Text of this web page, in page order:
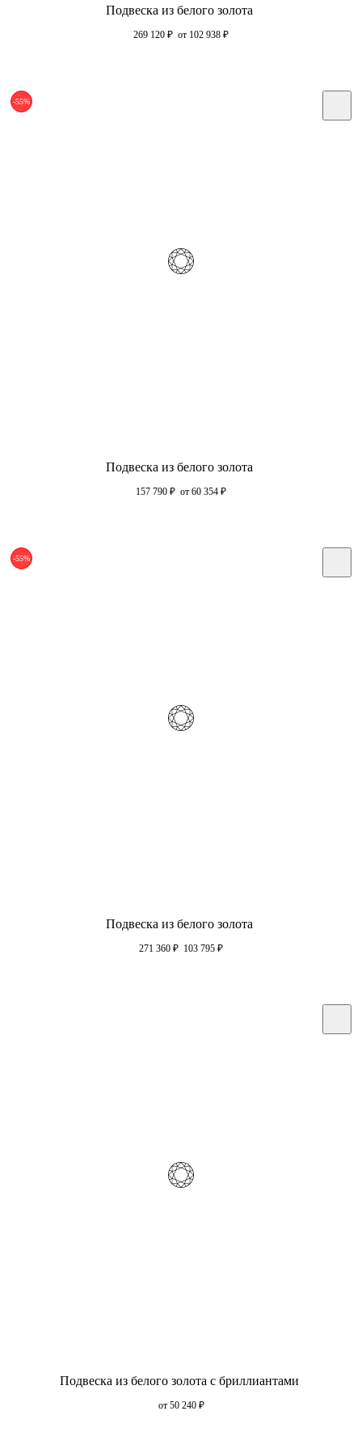
Подвеска из белого золота
269 120 ₽ от 102 938 ₽
-55%
Подвеска из белого золота
157 790 ₽ от 60 354 ₽
-55%
Подвеска из белого золота
271 360 ₽ 103 795 ₽
Подвеска из белого золота с бриллиантами
от 50 240 ₽